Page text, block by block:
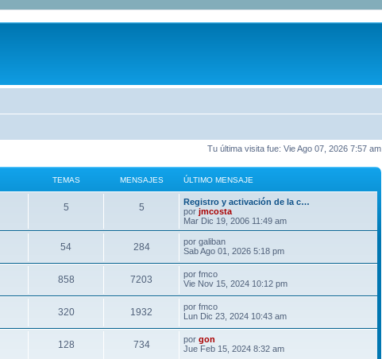
Tu última visita fue: Vie Ago 07, 2026 7:57 am
TEMAS MENSAJES ÚLTIMO MENSAJE
5 5
Registro y activación de la c…
por jmcosta
Mar Dic 19, 2006 11:49 am
54 284 por galiban
Sab Ago 01, 2026 5:18 pm
858 7203 por fmco
Vie Nov 15, 2024 10:12 pm
320 1932 por fmco
Lun Dic 23, 2024 10:43 am
128 734 por gon
Jue Feb 15, 2024 8:32 am